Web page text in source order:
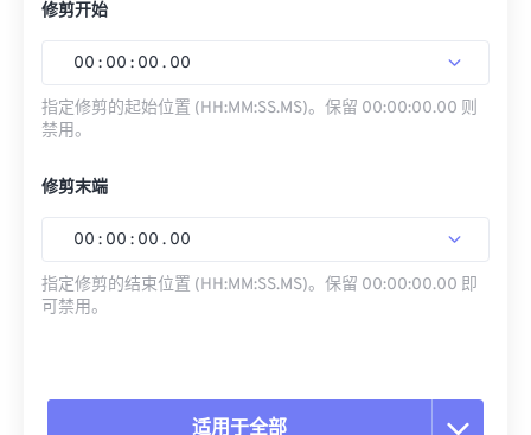
修剪开始
00 : 00 : 00 . 00
指定修剪的起始位置 (HH:MM:SS.MS)。保留 00:00:00.00 则
禁用。
修剪末端
00 : 00 : 00 . 00
指定修剪的结束位置 (HH:MM:SS.MS)。保留 00:00:00.00 即
可禁用。
适用于全部